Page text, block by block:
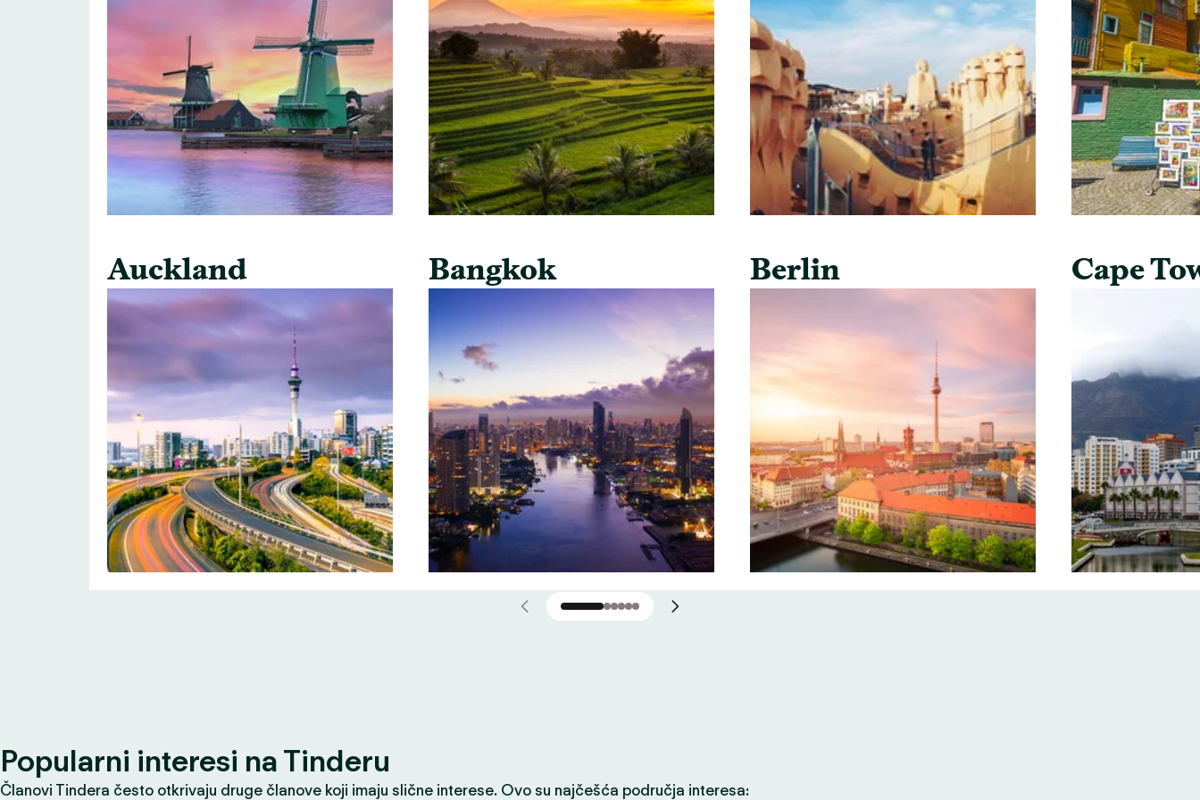
Auckland Bangkok Berlin Cape
Popularni interesi na Tinderu
Članovi Tindera često otkrivaju druge članove koji imaju slične interese. Ovo su najčešća područja interesa: